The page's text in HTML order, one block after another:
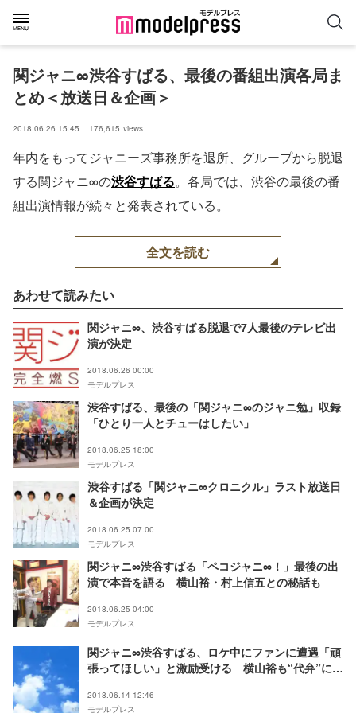
関ジャニ∞渋谷すばる、最後の番組出演各局ま
とめ＜放送日＆企画＞
2018.06.26 15:45 176,615 views
年内をもってジャニーズ事務所を退所、グループから脱退
する関ジャニ∞の渋谷すばる。各局では、渋谷の最後の番
組出演情報が続々と発表されている。
全文を読む
あわせて読みたい
関ジャニ∞、渋谷すばる脱退で7人最後のテレビ出
演が決定
2018.06.26 00:00
モデルプレス
渋谷すばる、最後の「関ジャニ∞のジャニ勉」収録
「ひとり一人とチューはしたい」
2018.06.25 18:00
モデルプレス
渋谷すばる「関ジャニ∞クロニクル」ラスト放送日
＆企画が決定
2018.06.25 07:00
モデルプレス
関ジャニ∞渋谷すばる「ペコジャニ∞！」最後の出
演で本音を語る 横山裕・村上信五との秘話も
2018.06.25 04:00
モデルプレス
関ジャニ∞渋谷すばる、ロケ中にファンに遭遇「頑
張ってほしい」と激励受ける 横山裕も“代弁”に感
2018.06.14 12:46
モデルプレス